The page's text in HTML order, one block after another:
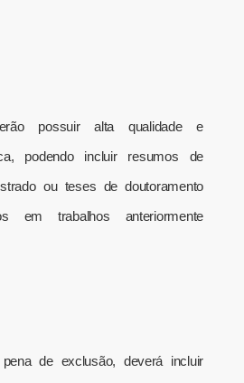
possuir alta qualidade e
podendo incluir resumos de
ou teses de doutoramento
em trabalhos anteriormente
de exclusão, deverá incluir